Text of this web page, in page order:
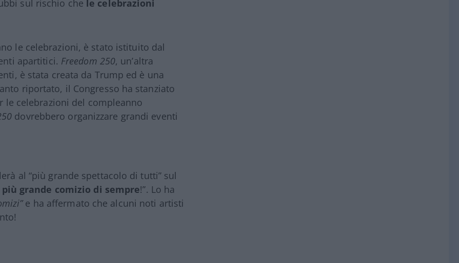
sul rischio che le celebrazioni
le celebrazioni, è stato istituito dal
apartitici. Freedom 250, un’altra
è stata creata da Trump ed è una
riportato, il Congresso ha stanziato
le celebrazioni del compleanno
dovrebbero organizzare grandi eventi
al “più grande spettacolo di tutti” sul
più grande comizio di sempre!”. Lo ha
e ha affermato che alcuni noti artisti